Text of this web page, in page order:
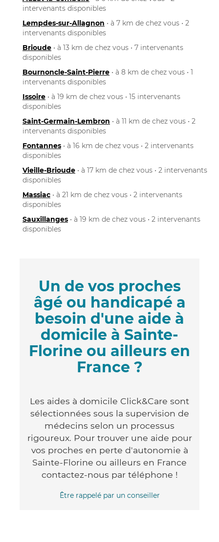
intervenants disponibles
Lempdes-sur-Allagnon • à 7 km de chez vous • 2
intervenants disponibles
Brioude • à 13 km de chez vous • 7 intervenants
disponibles
Bournoncle-Saint-Pierre • à 8 km de chez vous • 1
intervenants disponibles
Issoire • à 19 km de chez vous • 15 intervenants
disponibles
Saint-Germain-Lembron • à 11 km de chez vous • 2
intervenants disponibles
Fontannes • à 16 km de chez vous • 2 intervenants
disponibles
Vieille-Brioude • à 17 km de chez vous • 2 intervenants
disponibles
Massiac • à 21 km de chez vous • 2 intervenants
disponibles
Sauxillanges • à 19 km de chez vous • 2 intervenants
disponibles
Un de vos proches
âgé ou handicapé a
besoin d'une aide à
domicile à Sainte-
Florine ou ailleurs en
France ?
Les aides à domicile Click&Care sont
sélectionnées sous la supervision de
médecins selon un processus
rigoureux. Pour trouver une aide pour
vos proches en perte d'autonomie à
Sainte-Florine ou ailleurs en France
contactez-nous par téléphone !
Être rappelé par un conseiller